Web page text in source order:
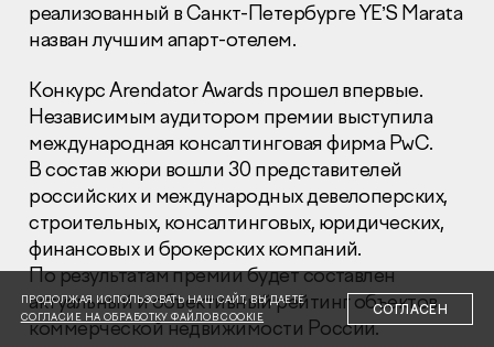
Раскрытие информации
Правовая информация
Сообщить о коррупции
Глaвный oфиc
+7 (495) 502 95 59
Отдел продаж
+7 (495) 641-35-35
Заказать звонок
© 2001-2026 Компания «Пионер»
реализованный в Санкт-Петербурге YE’S Marata
назван лучшим апарт-отелем.
Конкурс Arendator Awards прошел впервые.
Независимым аудитором премии выступила
международная консалтинговая фирма PwC.
В состав жюри вошли 30 представителей
российских и международных девелоперских,
строительных, консалтинговых, юридических,
финансовых и брокерских компаний.
По результатам премии будет составлен
актуальный и объективный рейтинг объектов
коммерческой недвижимости России.
ПРОДОЛЖАЯ ИСПОЛЬЗОВАТЬ НАШ САЙТ, ВЫ ДАЕТЕ
СОГЛАСИЕ НА ОБРАБОТКУ ФАЙЛОВ COOKIE
СОГЛАСЕН